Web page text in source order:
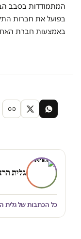
המתמודדות בסבב
בפועל את חברות
באמצעות חברת
גלית
כל הכתבות של גלית